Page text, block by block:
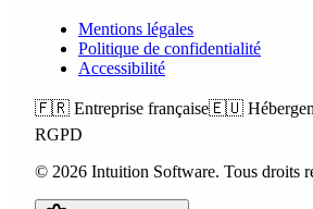
Mentions légales
Politique de confidentialité
Accessibilité
🇫🇷 Entreprise française🇪🇺
RGPD
© 2026 Intuition Software. Tous droits